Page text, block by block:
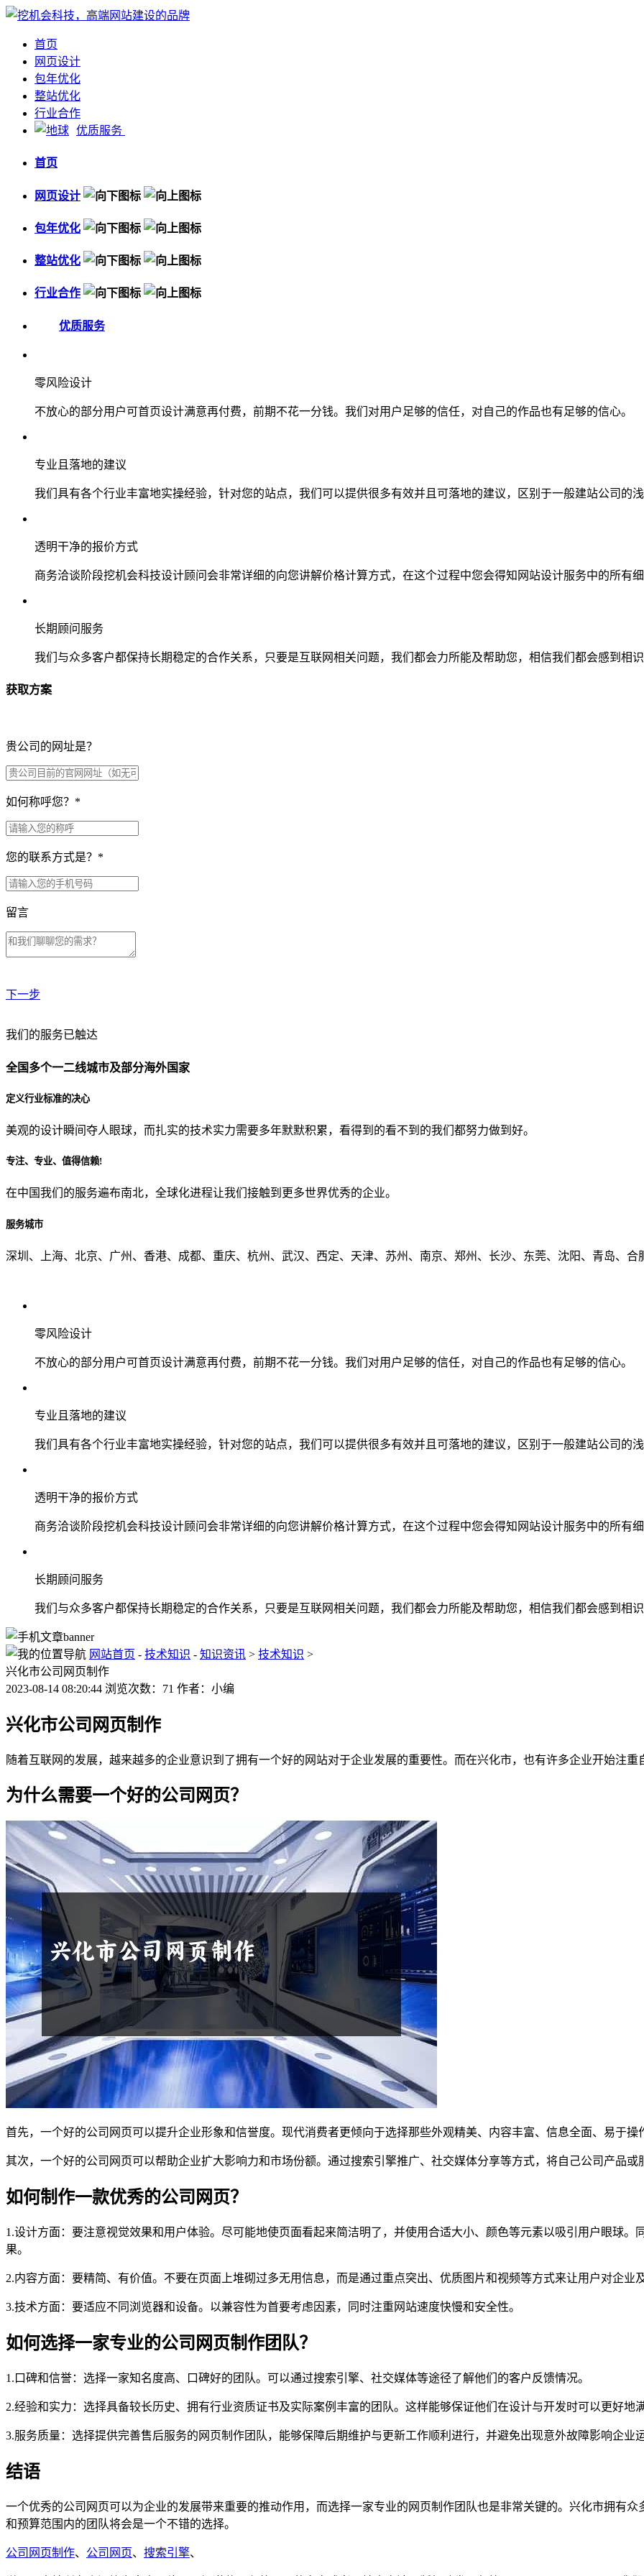
首页
网页设计
包年优化
整站优化
行业合作
优质服务
首页
网页设计
包年优化
整站优化
行业合作
优质服务
零风险设计
不放心的部分用户可首页设计满意再付费，前期不花一分钱。我们对用户足够的信任，对自己的作品也有足够的信心。
专业且落地的建议
我们具有各个行业丰富地实操经验，针对您的站点，我们可以提供很多有效并且可落地的建议，区别于一般建站公司的
透明干净的报价方式
商务洽谈阶段挖机会科技设计顾问会非常详细的向您讲解价格计算方式，在这个过程中您会得知网站设计服务中的所有
长期顾问服务
我们与众多客户都保持长期稳定的合作关系，只要是互联网相关问题，我们都会力所能及帮助您，相信我们都会感到相
获取方案
贵公司的网址是？
如何称呼您？ *
您的联系方式是？ *
留言
下一步
贵公司预算范围是？
贵公司的团队规模是？
从哪里了解到我们？
我们的服务已触达
全国多个一二线城市及部分海外国家
定义行业标准的决心
美观的设计瞬间夺人眼球，而扎实的技术实力需要多年默默积累，看得到的看不到的我们都努力做到好。
专注、专业、值得信赖!
在中国我们的服务遍布南北，全球化进程让我们接触到更多世界优秀的企业。
服务城市
深圳、上海、北京、广州、香港、成都、重庆、杭州、武汉、西定、天津、苏州、南京、郑州、长沙、东莞、沈阳、青岛、合
零风险设计
不放心的部分用户可首页设计满意再付费，前期不花一分钱。我们对用户足够的信任，对自己的作品也有足够的信心。
专业且落地的建议
我们具有各个行业丰富地实操经验，针对您的站点，我们可以提供很多有效并且可落地的建议，区别于一般建站公司的
透明干净的报价方式
商务洽谈阶段挖机会科技设计顾问会非常详细的向您讲解价格计算方式，在这个过程中您会得知网站设计服务中的所有
长期顾问服务
我们与众多客户都保持长期稳定的合作关系，只要是互联网相关问题，我们都会力所能及帮助您，相信我们都会感到相
网站首页 - 技术知识 - 知识资讯 > 技术知识 >
兴化市公司网页制作
2023-08-14 08:20:44 浏览次数：71 作者：小编
兴化市公司网页制作
随着互联网的发展，越来越多的企业意识到了拥有一个好的网站对于企业发展的重要性。而在兴化市，也有许多企业开始注重
为什么需要一个好的公司网页？
首先，一个好的公司网页可以提升企业形象和信誉度。现代消费者更倾向于选择那些外观精美、内容丰富、信息全面、易于
其次，一个好的公司网页可以帮助企业扩大影响力和市场份额。通过搜索引擎推广、社交媒体分享等方式，将自己公司产品或
如何制作一款优秀的公司网页？
1.设计方面：要注意视觉效果和用户体验。尽可能地使页面看起来简洁明了，并使用合适大小、颜色等元素以吸引用户眼球
果。
2.内容方面：要精简、有价值。不要在页面上堆砌过多无用信息，而是通过重点突出、优质图片和视频等方式来让用户对企业
3.技术方面：要适应不同浏览器和设备。以兼容性为首要考虑因素，同时注重网站速度快慢和安全性。
如何选择一家专业的公司网页制作团队？
1.口碑和信誉：选择一家知名度高、口碑好的团队。可以通过搜索引擎、社交媒体等途径了解他们的客户反馈情况。
2.经验和实力：选择具备较长历史、拥有行业资质证书及实际案例丰富的团队。这样能够保证他们在设计与开发时可以更好地
3.服务质量：选择提供完善售后服务的网页制作团队，能够保障后期维护与更新工作顺利进行，并避免出现意外故障影响企业
结语
一个优秀的公司网页可以为企业的发展带来重要的推动作用，而选择一家专业的网页制作团队也是非常关键的。兴化市拥有
和预算范围内的团队将会是一个不错的选择。
公司网页制作、 公司网页、 搜索引擎、